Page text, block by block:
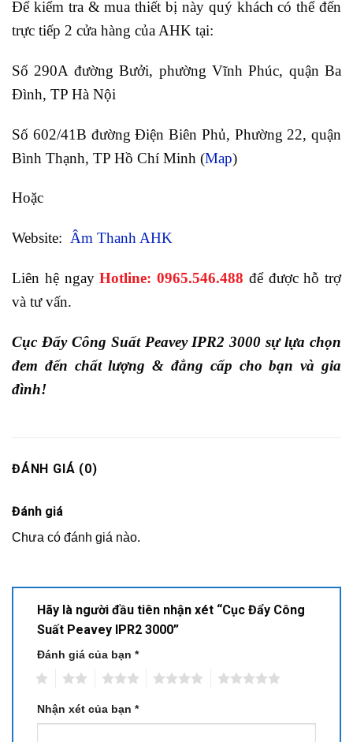
Để kiểm tra & mua thiết bị này quý khách có thể đến
trực tiếp 2 cửa hàng của AHK tại:
Số 290A đường Bưởi, phường Vĩnh Phúc, quận Ba
Đình, TP Hà Nội
Số 602/41B đường Điện Biên Phủ, Phường 22, quận
Bình Thạnh, TP Hồ Chí Minh (Map)
Hoặc
Website: Âm Thanh AHK
Liên hệ ngayHotline: 0965.546.488 để được hỗ trợ
và tư vấn.
Cục Đẩy Công Suất Peavey IPR2 3000 sự lựa chọn
đem đến chất lượng & đẳng cấp cho bạn và gia
đình!
ĐÁNH GIÁ (0)
Đánh giá
Chưa có đánh giá nào.
Hãy là người đầu tiên nhận xét “Cục Đẩy Công​
Suất Peavey IPR2 3000”
Đánh giá của bạn *
Nhận xét của bạn *